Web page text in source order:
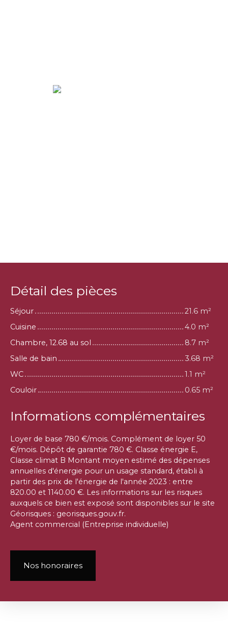
Détail des pièces
Séjour
21.6 m²
Cuisine
4.0 m²
Chambre, 12.68 au sol
8.7 m²
Salle de bain
3.68 m²
WC
1.1 m²
Couloir
0.65 m²
Informations complémentaires
Loyer de base 780 €/mois. Complément de loyer 50
€/mois. Dépôt de garantie 780 €. Classe énergie E,
Classe climat B Montant moyen estimé des dépenses
annuelles d'énergie pour un usage standard, établi à
partir des prix de l'énergie de l'année 2023 : entre
820.00 et 1140.00 €. Les informations sur les risques
auxquels ce bien est exposé sont disponibles sur le site
Géorisques : georisques.gouv.fr.
Agent commercial (Entreprise individuelle)
Nos honoraires